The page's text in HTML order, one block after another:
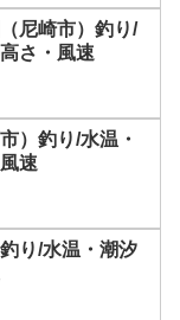
尼崎市）釣り/
さ・風速
）釣り/水温・
速
り/水温・潮汐